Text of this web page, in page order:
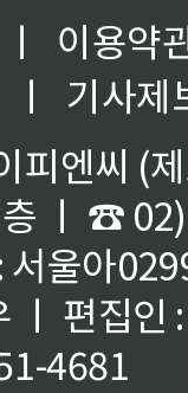
ㅣ
이용약
ㅣ
기사제
피엔씨 (
ㅣ ☎
서울아
ㅣ 편집인
4681